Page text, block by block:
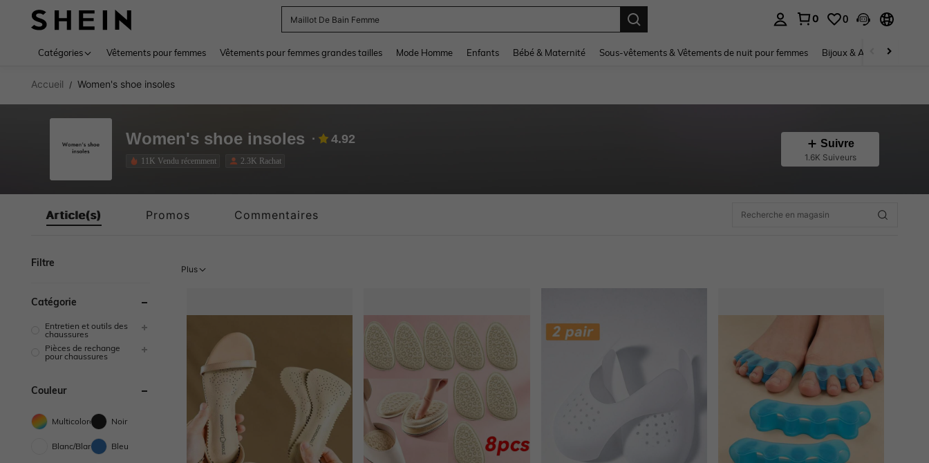
Sac
0 0
Catégories Vêtements pour femmes Vêtements pour femmes grandes tailles Mode Homme Enfants Bébé & Maternité Sous-vêtements & Vêtements de nuit pour femmes Bijoux & Accessoires pour
Accueil / Women's shoe insoles
Women's shoe insoles 4.92
11K Vendu récemment 2.3K Rachat
Suivre
1.6K Suiveurs
Article(s) Promos Commentaires
Filtre
Catégorie
Entretien et outils des
chaussures
Pièces de rechange
pour chaussures
Couleur
Multicolore Noir
Blanc/Blanche Bleu
Plus